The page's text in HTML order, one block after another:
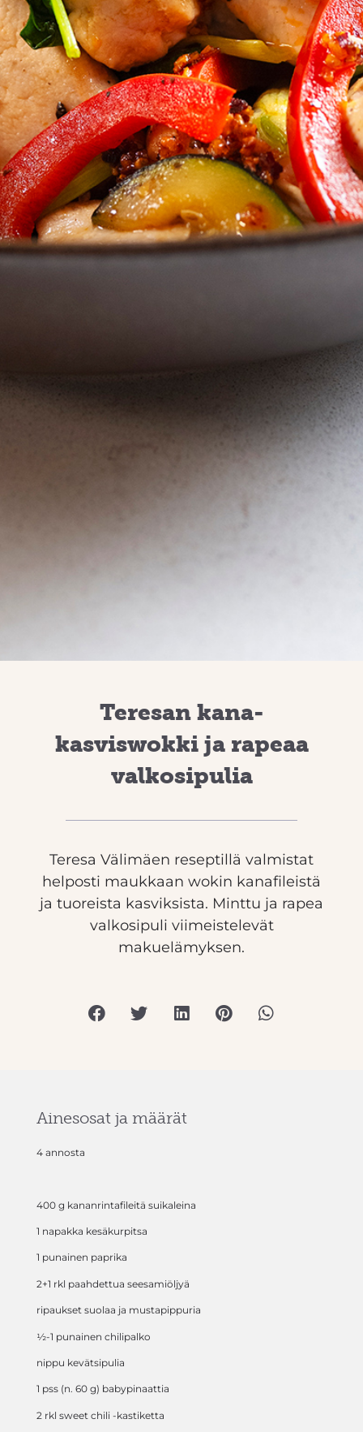
Teresan kana-
kasviswokki ja rapeaa
valkosipulia
Teresa Välimäen reseptillä valmistat
helposti maukkaan wokin kanafileistä
ja tuoreista kasviksista. Minttu ja rapea
valkosipuli viimeistelevät
makuelämyksen.
Ainesosat ja määrät
4 annosta
400 g kananrintafileitä suikaleina
1 napakka kesäkurpitsa
1 punainen paprika
2+1 rkl paahdettua seesamiöljyä
ripaukset suolaa ja mustapippuria
½-1 punainen chilipalko
nippu kevätsipulia
1 pss (n. 60 g) babypinaattia
2 rkl sweet chili -kastiketta